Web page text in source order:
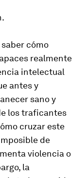
cómo
realmente
intelectual
antes y
sano y
los traficantes
cruzar este
de
violencia o
la